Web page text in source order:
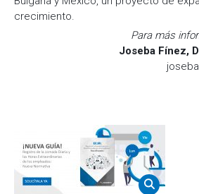
crecimiento.
Para más
Joseba Fínez,